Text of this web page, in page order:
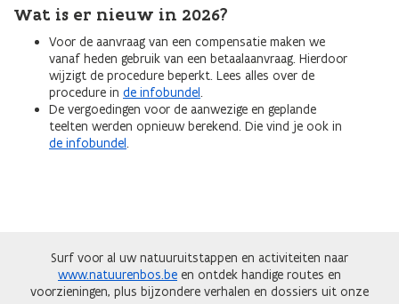
Wat is er nieuw in 2026?
Voor de aanvraag van een compensatie maken we
vanaf heden gebruik van een betaalaanvraag. Hierdoor
wijzigt de procedure beperkt. Lees alles over de
procedure in de infobundel.
De vergoedingen voor de aanwezige en geplande
teelten werden opnieuw berekend. Die vind je ook in
de infobundel.
Surf voor al uw natuuruitstappen en activiteiten naar
www.natuurenbos.be en ontdek handige routes en
voorzieningen, plus bijzondere verhalen en dossiers uit onze